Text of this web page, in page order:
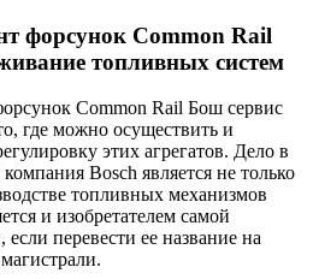
форсунок Common Rail
топливных систем
Common Rail Бош сервис
где можно осуществить и
этих агрегатов. Дело в
Bosch является не только
топливных механизмов
и изобретателем самой
перевести ее название на